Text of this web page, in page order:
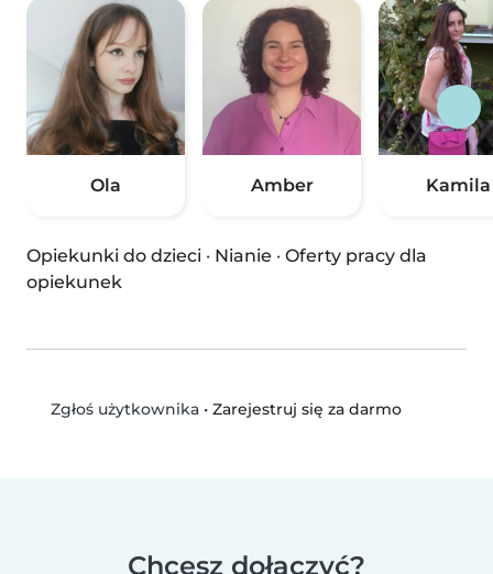
Ola Amber Kamila
Opiekunki do dzieci · Nianie · Oferty pracy dla
opiekunek
Zgłoś użytkownika• Zarejestruj się za darmo
Chcesz dołączyć?